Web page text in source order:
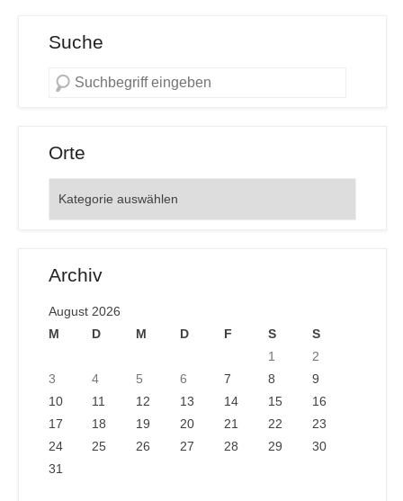
Suche
Orte
Archiv
August 2026
M
D M D F S
S
1
2
3
4 5 6 7 8
9
10
11 12 13 14 15
16
17
18 19 20 21 22
23
24
25 26 27 28 29
30
31